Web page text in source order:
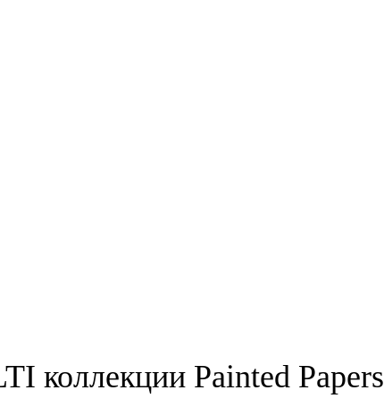
коллекции Painted Papers